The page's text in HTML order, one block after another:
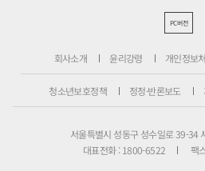
PC버전
회사소개 윤리강령 개인정보
청소년보호정책 정정·반론보도
서울특별시 성동구 성수일로 39-34
대표전화 : 1800-6522
팩